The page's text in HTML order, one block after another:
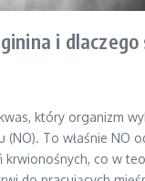
i
który organizm
(NO). To właśnie NO
krwionośnych, co w